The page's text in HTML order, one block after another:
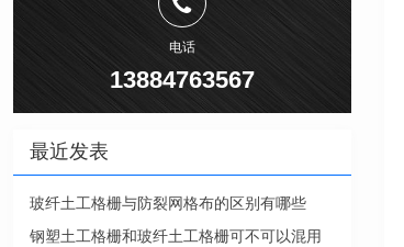
电话
13884763567
最近发表
玻纤土工格栅与防裂网格布的区别有哪些
钢塑土工格栅和玻纤土工格栅可不可以混用